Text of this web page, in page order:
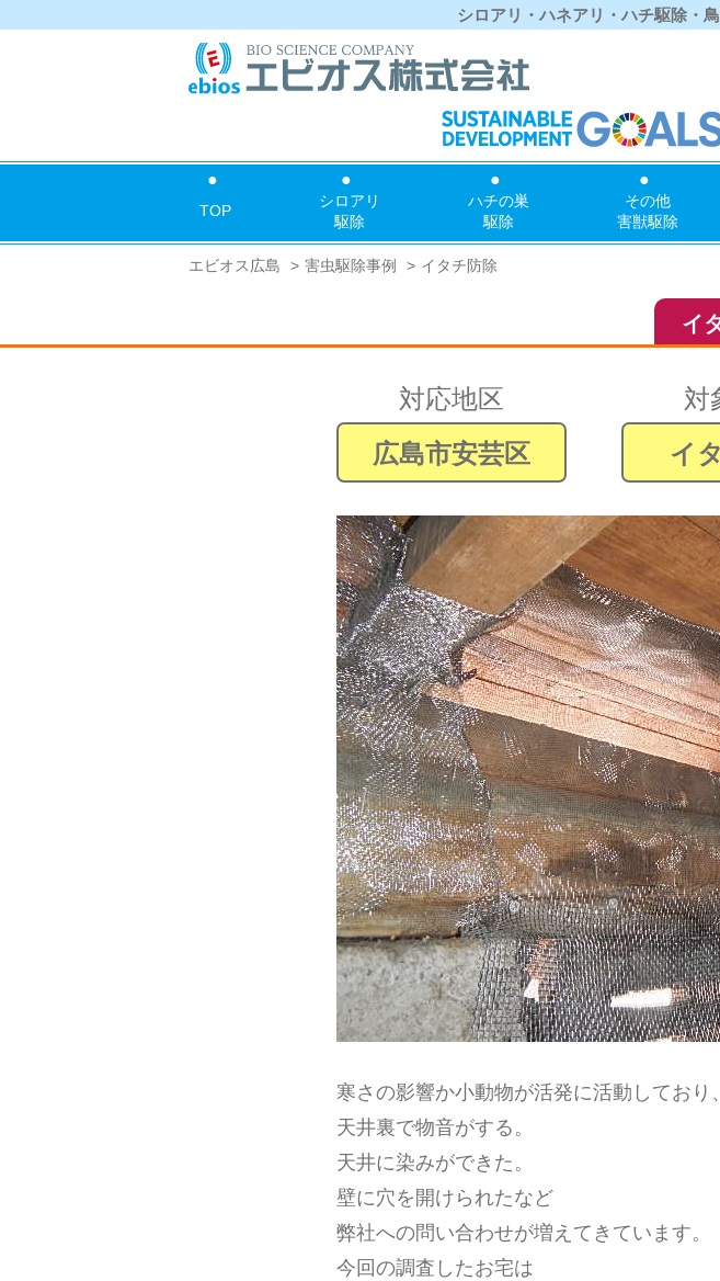
シロアリ・ハネアリ・ハチ駆除・
TOP
シロアリ
駆除
ハチの巣
駆除
その他
害獣駆除
エビオス広島 害虫駆除事例 イタチ防除
イ
対応地区
広島市安芸区
対
イ
寒さの影響か小動物が活発に活動しており、
天井裏で物音がする。
天井に染みができた。
壁に穴を開けられたなど
弊社への問い合わせが増えてきています。
今回の調査したお宅は